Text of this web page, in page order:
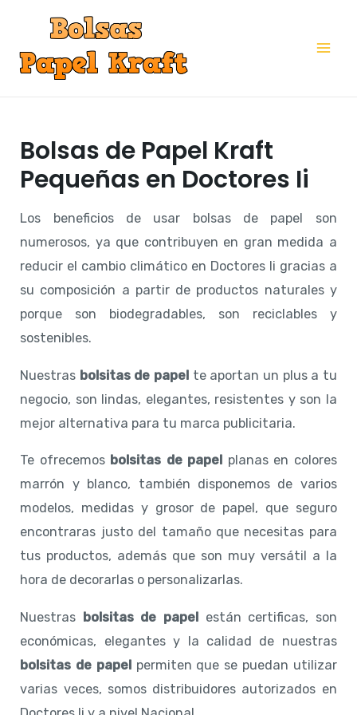
contenido
Bolsas de Papel Kraft
Pequeñas en Doctores Ii
Los beneficios de usar bolsas de papel son
numerosos, ya que contribuyen en gran medida a
reducir el cambio climático en Doctores Ii gracias a
su composición a partir de productos naturales y
porque son biodegradables, son reciclables y
sostenibles.
Nuestras bolsitas de papel te aportan un plus a tu
negocio, son lindas, elegantes, resistentes y son la
mejor alternativa para tu marca publicitaria.
Te ofrecemos bolsitas de papel planas en colores
marrón y blanco, también disponemos de varios
modelos, medidas y grosor de papel, que seguro
encontraras justo del tamaño que necesitas para
tus productos, además que son muy versátil a la
hora de decorarlas o personalizarlas.
Nuestras bolsitas de papel están certificas, son
económicas, elegantes y la calidad de nuestras
bolsitas de papelpermiten que se puedan utilizar
varias veces, somos distribuidores autorizados en